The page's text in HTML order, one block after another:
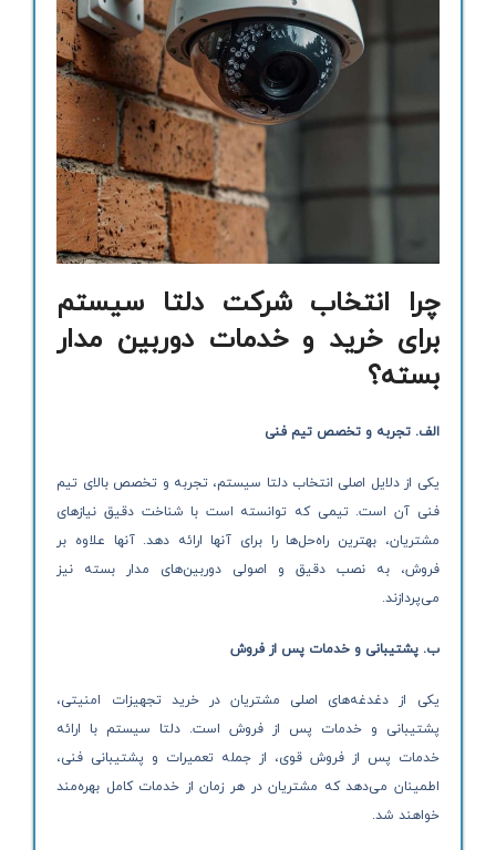
چرا انتخاب شرکت دلتا سیستم
برای خرید و خدمات دوربین مدار
بسته؟
الف. تجربه و تخصص تیم فنی
یکی از دلایل اصلی انتخاب دلتا سیستم، تجربه و تخصص بالای تیم
فنی آن است. تیمی که توانسته است با شناخت دقیق نیازهای
مشتریان، بهترین راه‌حل‌ها را برای آنها ارائه دهد. آنها علاوه بر
فروش، به نصب دقیق و اصولی دوربین‌های مدار بسته نیز
می‌پردازند.
ب. پشتیبانی و خدمات پس از فروش
یکی از دغدغه‌های اصلی مشتریان در خرید تجهیزات امنیتی،
پشتیبانی و خدمات پس از فروش است. دلتا سیستم با ارائه
خدمات پس از فروش قوی، از جمله تعمیرات و پشتیبانی فنی،
اطمینان می‌دهد که مشتریان در هر زمان از خدمات کامل بهره‌مند
خواهند شد.